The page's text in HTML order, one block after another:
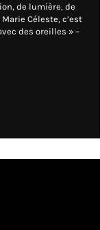
de lumière, de
Céleste, c’est
des oreilles » –